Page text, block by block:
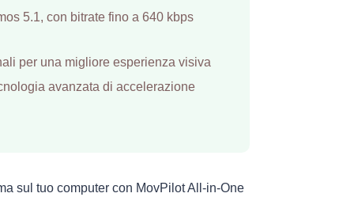
5.1, con bitrate fino a 640 kbps
per una migliore esperienza visiva
avanzata di accelerazione
sul tuo computer con MovPilot All-in-One